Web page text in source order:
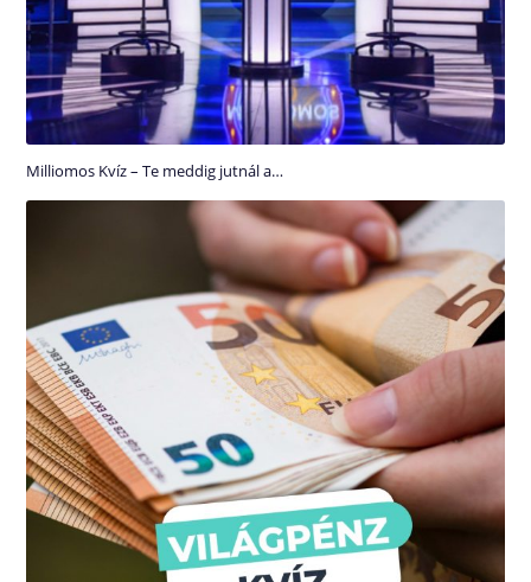
Milliomos Kvíz – Te meddig jutnál a…